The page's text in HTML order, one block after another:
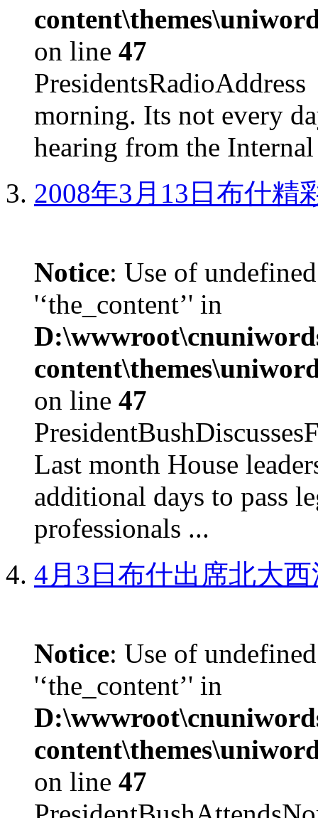
on line 47
morning. Its not every
hearing from the
2008年3月13日布什精
Notice: Use of
'‘the_content’' in
on line 47
Last month House
additional days to pass
professionals ...
4月3日布什出席北大
Notice: Use of
'‘the_content’' in
on line 47